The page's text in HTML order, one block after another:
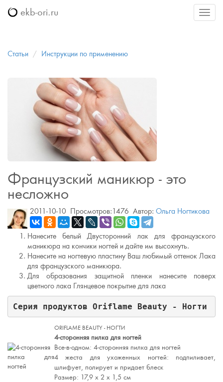
Меню
ekb-ori.ru
Статьи Инструкции по применению
Французский маникюр - это
несложно
2011-10-10 Просмотров:1476 Автор: Ольга Ногтикова
Нанесите белый Двусторонний лак для французского
маникюра на кончики ногтей и дайте им высохнуть.
Нанесите на ногтевую пластину Ваш любимый оттенок Лака
для французского маникюра.
Для образования защитной пленки нанесите поверх
цветного лака Глянцевое покрытие для лака
Серия продуктов Oriflame Beauty - Ногти
ORIFLAME BEAUTY - НОГТИ
4-сторонняя пилка для ногтей
Все-в-одном: 4-сторонняя пилка для ногтей
4 жеста для ухоженных ногтей: подпиливает,
шлифует, полирует и придает блеск
Размер: 17,9 х 2 х 1,5 см